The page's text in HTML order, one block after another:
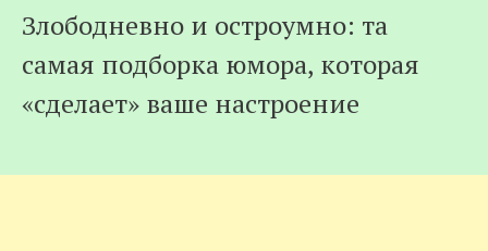
Злободневно и остроумно: та
самая подборка юмора, которая
«сделает» ваше настроение